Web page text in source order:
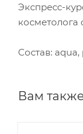
Экспресс-
Состав:
Вам